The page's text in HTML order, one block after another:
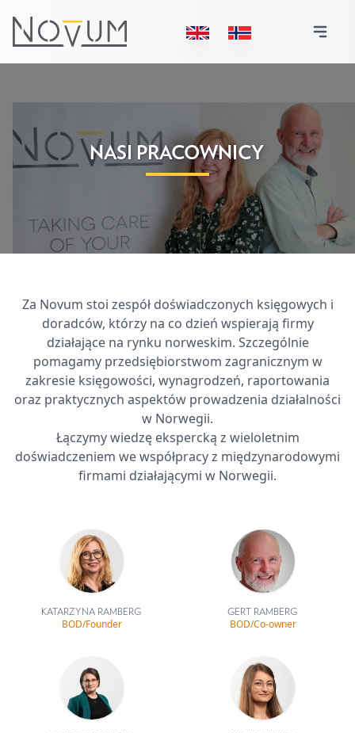
NASI PRACOWNICY
Za Novum stoi zespół doświadczonych księgowych i
doradców, którzy na co dzień wspierają firmy
działające na rynku norweskim. Szczególnie
pomagamy przedsiębiorstwom zagranicznym w
zakresie księgowości, wynagrodzeń, raportowania
oraz praktycznych aspektów prowadzenia działalności
w Norwegii.
Łączymy wiedzę ekspercką z wieloletnim
doświadczeniem we współpracy z międzynarodowymi
firmami działającymi w Norwegii.
KATARZYNA RAMBERG
BOD/Founder
GERT RAMBERG
BOD/Co-owner